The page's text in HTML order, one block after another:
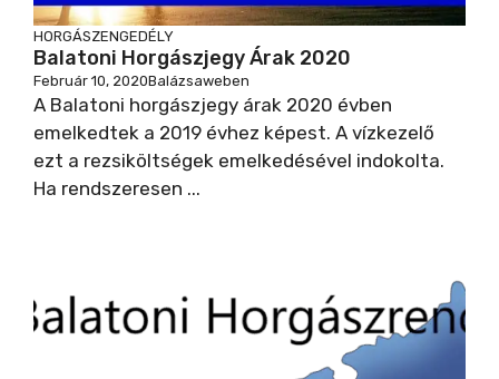
HORGÁSZENGEDÉLY
Balatoni Horgászjegy Árak 2020
Február 10, 2020Balázsaweben
A Balatoni horgászjegy árak 2020 évben
emelkedtek a 2019 évhez képest. A vízkezelő
ezt a rezsiköltségek emelkedésével indokolta.
Ha rendszeresen ...